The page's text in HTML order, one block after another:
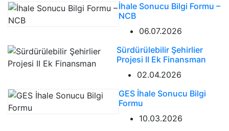
İhale Sonucu Bilgi Formu –
NCB
06.07.2026
Sürdürülebilir Şehirlier
Projesi II Ek Finansman
02.04.2026
GES İhale Sonucu Bilgi
Formu
10.03.2026